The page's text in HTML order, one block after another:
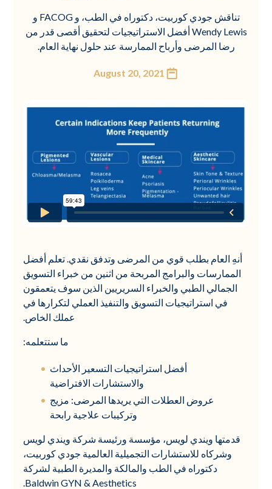
تناقش جودي كوربيت، دكتوراه في الطب، و FACOG و
Wendy Lewis أفضل الاستراتيجيات لتحقيق أقصى قدر من
رضا المرضى وأرباح الممارسة عند حلول نهاية العام.
August 20, 2021
أنهِ العام بطلب قوي من المرضى وتدفق نقدي. تعلم أفضل
الممارسات والبرامج المربحة من اثنين من خبراء التسويق
الجمالي الطبي والخبراء السريريين الذين سوف يتعمقون
في استراتيجيات التسويق والتنفيذ العملي لتكرارها في
عملك الخاص.
ما ستتعلمه:
أفضل استراتيجيات التسعير الأحداث
والاستشارات الافتراضية
عروض العطلات التي يريدها المرضى: مزيج
وتركيبات علاجية رابحة
قدمتها ويندي لويس، مؤسسة ورئيسة شركة ويندي لويس
وشركاه للاستشارات التجميلية العالمية جودي كوربيت،
دكتوراه في الطب والمالكة والمديرة الطبية لشركة
Baldwin GYN & Aesthetics.